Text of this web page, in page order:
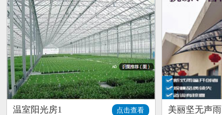
温室阳光房1 点击查看 美丽坚无声